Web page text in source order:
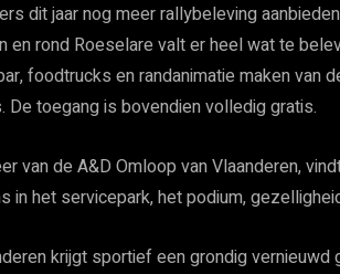
dit jaar nog meer rallybeleving
en rond Roeselare valt er heel wat te
foodtrucks en randanimatie maken van
toegang is bovendien volledig gratis.
van de A&D Omloop van Vlaanderen,
in het servicepark, het podium,
krijgt sportief een grondig vernieuwd